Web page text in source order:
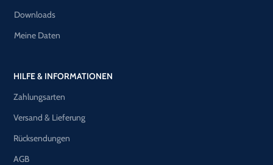
Downloads
Meine Daten
HILFE & INFORMATIONEN
Zahlungsarten
Versand & Lieferung
Rücksendungen
AGB